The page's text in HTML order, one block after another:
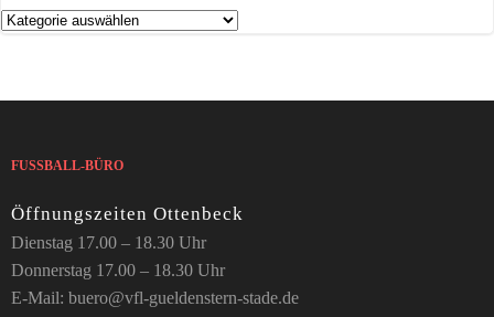
Kategorien
FUSSBALL-BÜRO
Öffnungszeiten Ottenbeck
Dienstag 17.00 – 18.30 Uhr
Donnerstag 17.00 – 18.30 Uhr
E-Mail: buero@vfl-gueldenstern-stade.de